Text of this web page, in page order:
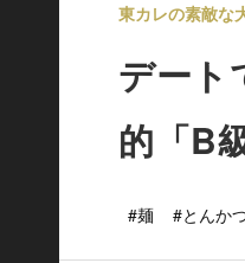
東カレの素敵な
デート
的「B
#麺 #とんか